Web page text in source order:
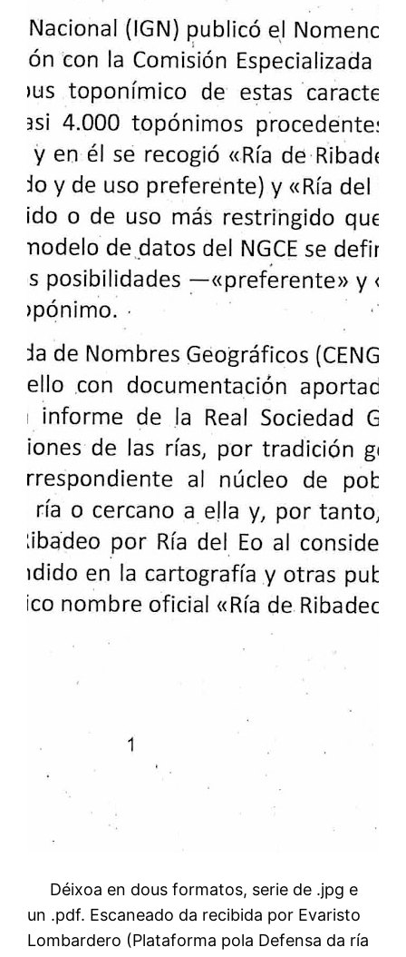
Déixoa en dous formatos, serie de .jpg e
un .pdf. Escaneado da recibida por Evaristo
Lombardero (Plataforma pola Defensa da ría